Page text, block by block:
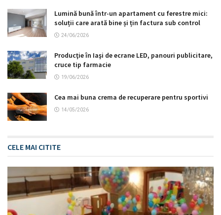
Lumină bună într-un apartament cu ferestre mici:
soluții care arată bine și țin factura sub control
24/06/2026
Producţie în Iaşi de ecrane LED, panouri publicitare,
cruce tip farmacie
19/06/2026
Cea mai buna crema de recuperare pentru sportivi
14/05/2026
CELE MAI CITITE